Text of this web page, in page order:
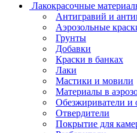
Лакокрасочные
Антигравий и
Аэрозольные
Грунты
Добавки
Краски в банках
Лаки
Мастики и мовили
Материалы в
Обезжириватели и
Отвердители
Покрытие для